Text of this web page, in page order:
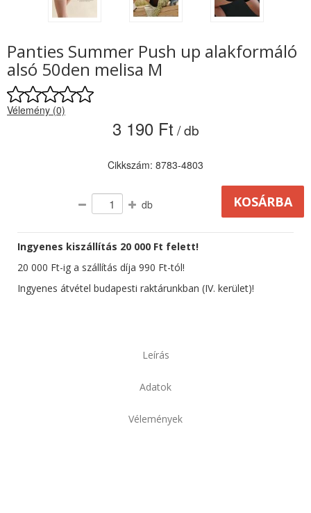
Panties Summer Push up alakformáló
alsó 50den melisa M
Vélemény (0)
3 190 Ft / db
Cikkszám: 8783-4803
db
Ingyenes kiszállítás 20 000 Ft felett!
20 000 Ft-ig a szállítás díja 990 Ft-tól!
Ingyenes átvétel budapesti raktárunkban (IV. kerület)!
Leírás
Adatok
Vélemények